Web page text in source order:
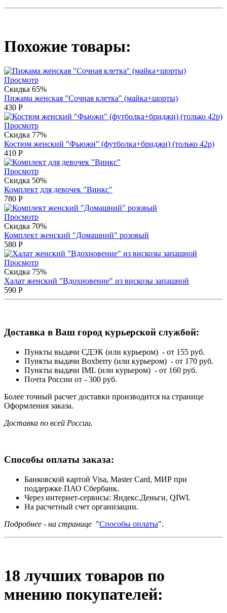
Похожие товары:
Просмотр
Скидка 65%
Пижама женская "Сочная клетка" (майка+шорты)
430 Р
Просмотр
Скидка 77%
Костюм женский "Фьюжн" (футболка+бриджи) (только 42р)
410 Р
Просмотр
Скидка 50%
Комплект для девочек "Винкс"
780 Р
Просмотр
Скидка 70%
Комплект женский "Домашний" розовый
580 Р
Просмотр
Скидка 75%
Халат женский "Вдохновение" из вискозы запашной
590 Р
Доставка в Ваш город курьерской службой:
Пункты выдачи СДЭК (или курьером) - от 155 руб.
Пункты выдачи Boxberry (или курьером) - от 170 руб.
Пункты выдачи IML (или курьером) - от 160 руб.
Почта России от - 300 руб.
Более точный расчет доставки производится на странице
Оформления заказа.
Доставка по всей России.
Способы оплаты заказа:
Банковской картой Visa, Master Card, МИР при
поддержке ПАО Сбербанк.
Через интернет-сервисы: Яндекс.Деньги, QIWI.
На расчетный счет организации.
Подробнее - на странице "Способы оплаты".
18 лучших товаров по
мнению покупателей: